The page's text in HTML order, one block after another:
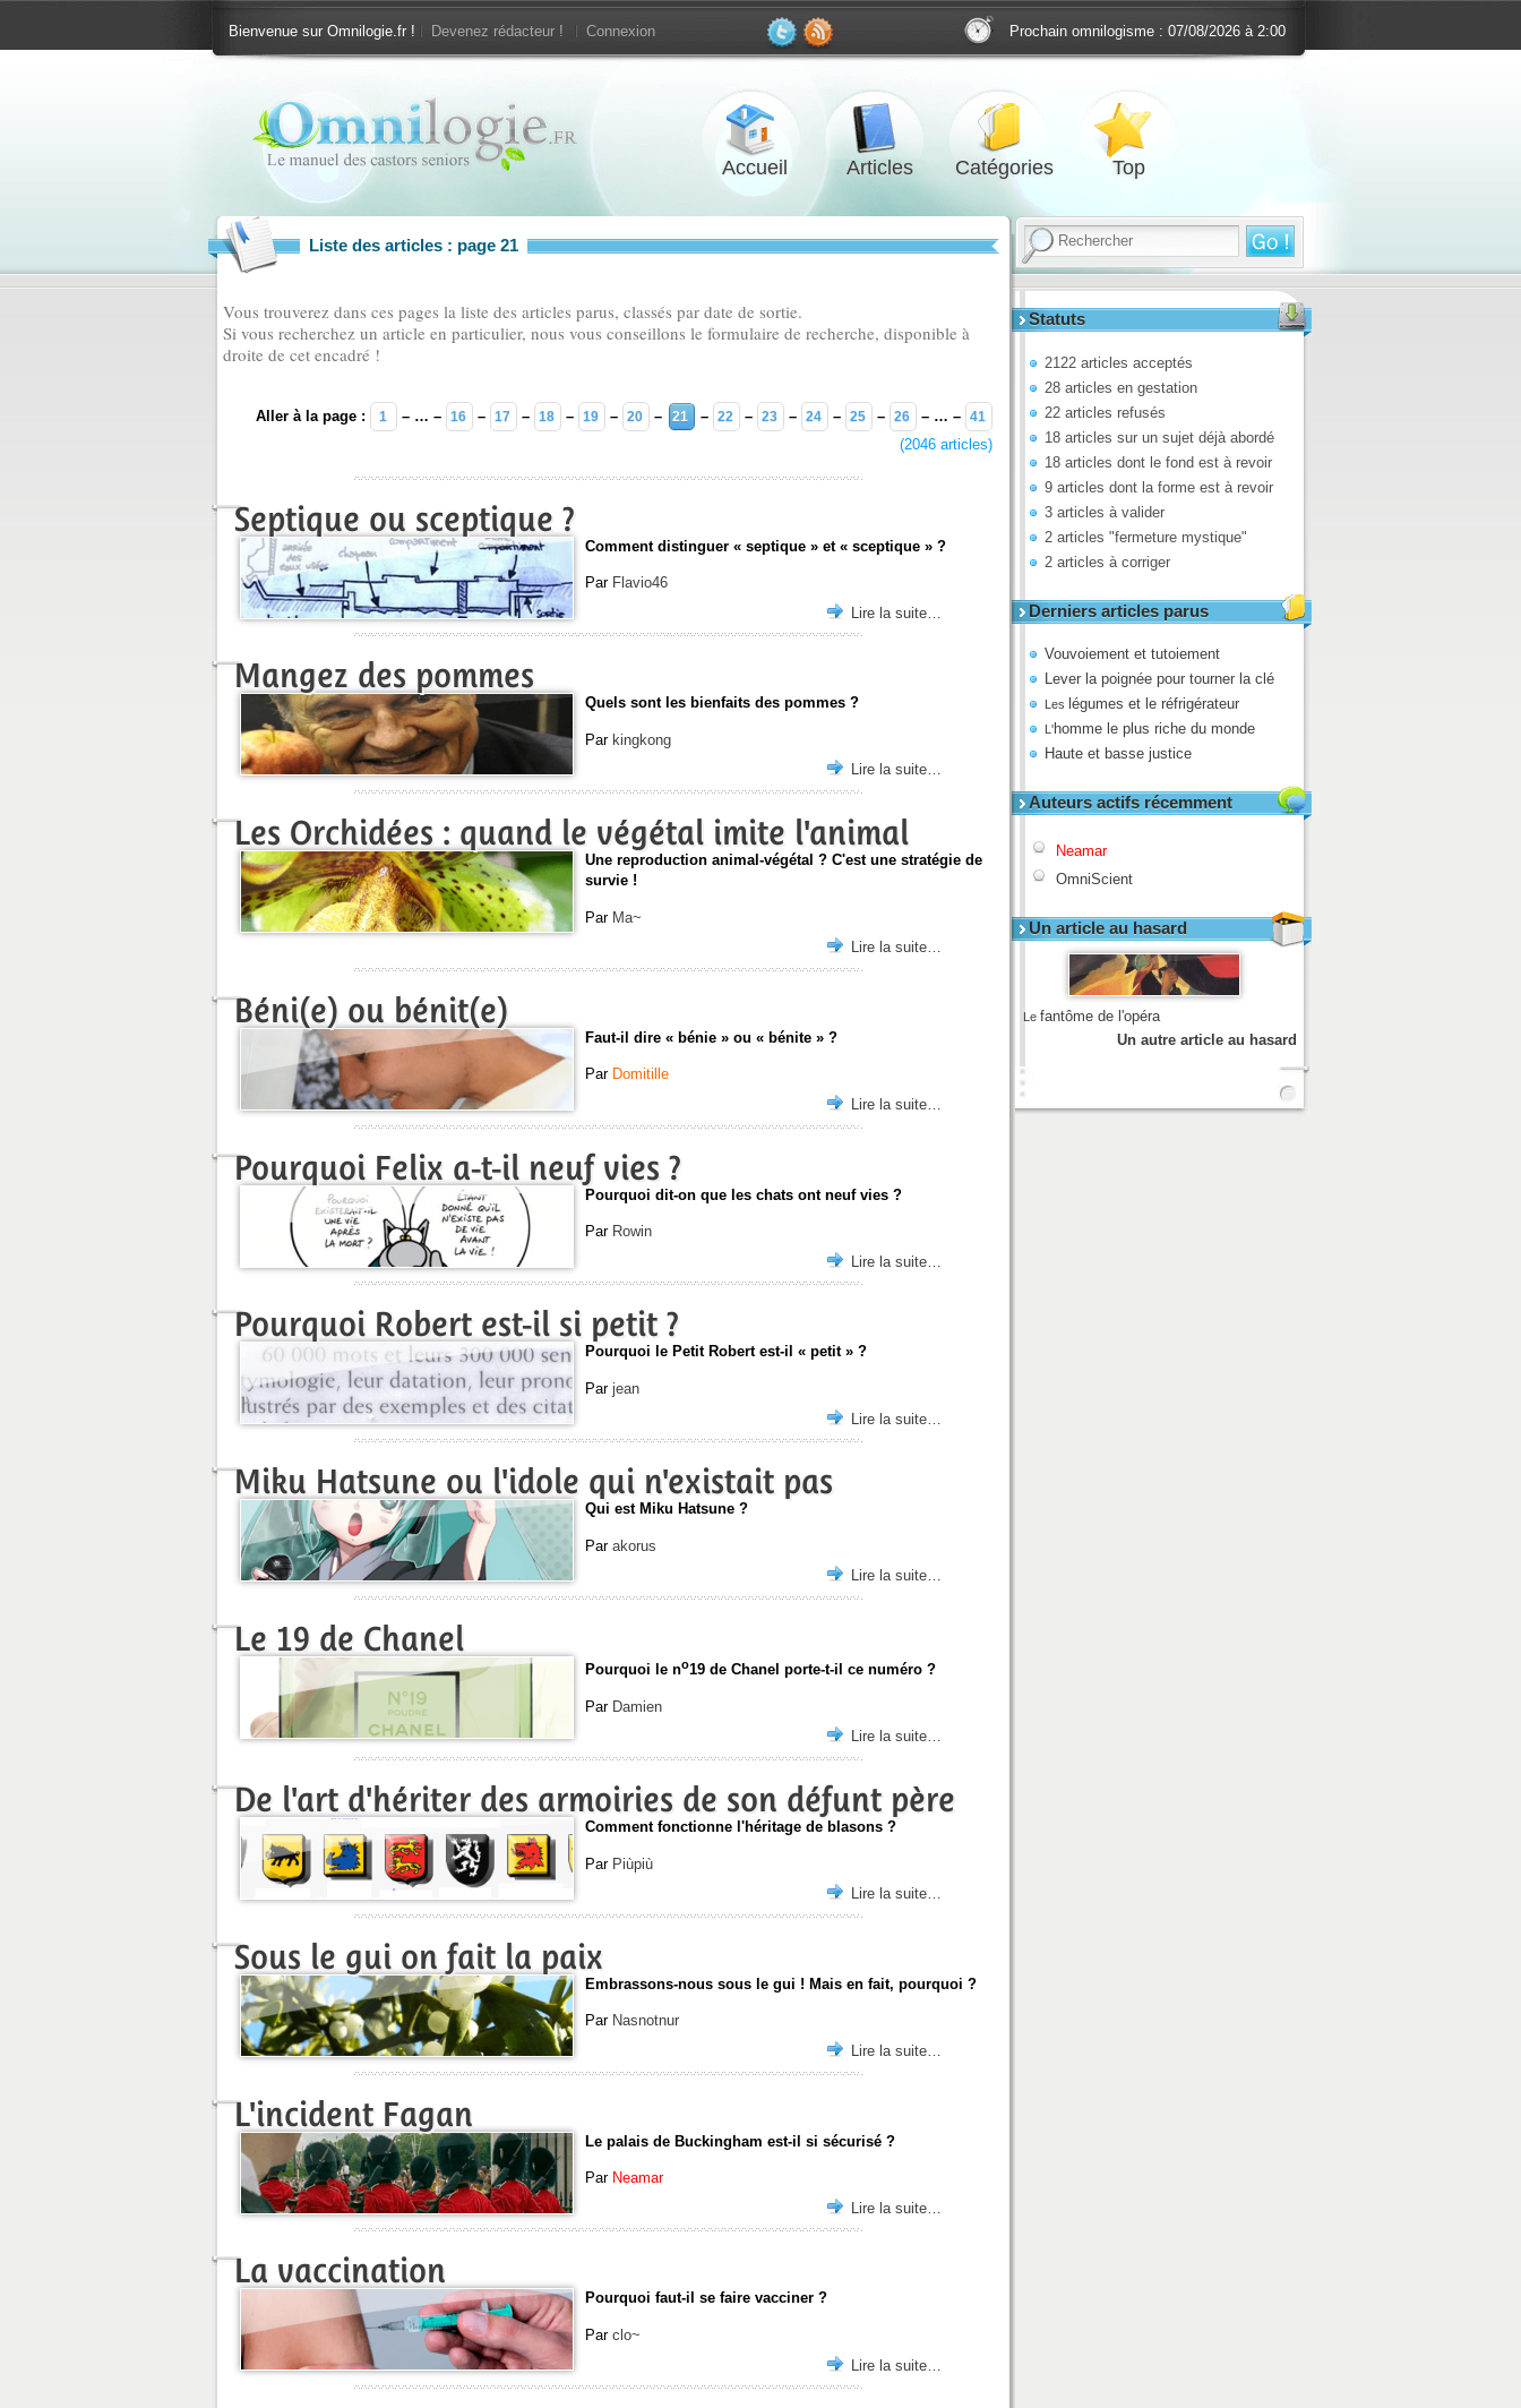
Bienvenue sur Omnilogie.fr ! Devenez rédacteur ! Connexion Prochain omnilogisme : 07/08/2026 à 2:00
Accueil Articles Catégories Top
Statuts
2122 articles acceptés
28 articles en gestation
22 articles refusés
18 articles sur un sujet déjà abordé
18 articles dont le fond est à revoir
9 articles dont la forme est à revoir
3 articles à valider
2 articles "fermeture mystique"
2 articles à corriger
Derniers articles parus
Vouvoiement et tutoiement
Lever la poignée pour tourner la clé
Les légumes et le réfrigérateur
L'homme le plus riche du monde
Haute et basse justice
Auteurs actifs récemment
Neamar
OmniScient
Un article au hasard
Le fantôme de l'opéra
Un autre article au hasard
Liste des articles : page 21
Vous trouverez dans ces pages la liste des articles parus, classés par date de sortie.
Si vous recherchez un article en particulier, nous vous conseillons le formulaire de recherche, disponible à
droite de cet encadré !
Aller à la page : 1 – … – 16 – 17 – 18 – 19 – 20 – 21 – 22 – 23 – 24 – 25 – 26 – … – 41
(2046 articles)
Septique ou sceptique ?
Comment distinguer « septique » et « sceptique » ?
Par Flavio46
Lire la suite…
Mangez des pommes
Quels sont les bienfaits des pommes ?
Par kingkong
Lire la suite…
Les Orchidées : quand le végétal imite l'animal
Une reproduction animal-végétal ? C'est une stratégie de
survie !
Par Ma~
Lire la suite…
Béni(e) ou bénit(e)
Faut-il dire « bénie » ou « bénite » ?
Par Domitille
Lire la suite…
Pourquoi Felix a-t-il neuf vies ?
Pourquoi dit-on que les chats ont neuf vies ?
Par Rowin
Lire la suite…
Pourquoi Robert est-il si petit ?
Pourquoi le Petit Robert est-il « petit » ?
Par jean
Lire la suite…
Miku Hatsune ou l'idole qui n'existait pas
Qui est Miku Hatsune ?
Par akorus
Lire la suite…
Le 19 de Chanel
Pourquoi le no19 de Chanel porte-t-il ce numéro ?
Par Damien
Lire la suite…
De l'art d'hériter des armoiries de son défunt père
Comment fonctionne l'héritage de blasons ?
Par Piùpiù
Lire la suite…
Sous le gui on fait la paix
Embrassons-nous sous le gui ! Mais en fait, pourquoi ?
Par Nasnotnur
Lire la suite…
L'incident Fagan
Le palais de Buckingham est-il si sécurisé ?
Par Neamar
Lire la suite…
La vaccination
Pourquoi faut-il se faire vacciner ?
Par clo~
Lire la suite…